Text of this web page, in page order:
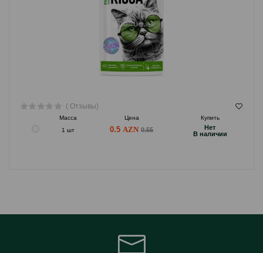
( Отзывы)
Масса Цена
Купить
1 шт
0.5 0.55
Hет
B наличии